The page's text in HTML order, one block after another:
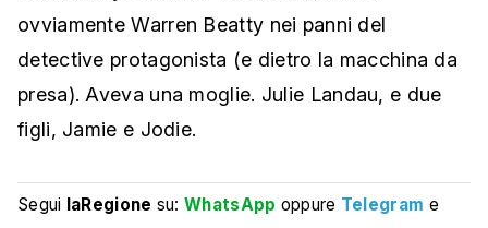
ovviamente Warren Beatty nei panni del
detective protagonista (e dietro la macchina da
presa). Aveva una moglie. Julie Landau, e due
figli, Jamie e Jodie.
Segui laRegione su:WhatsApp oppure Telegram e